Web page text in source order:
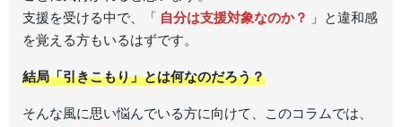
支援を受ける中で、「 自分は支援対象なのか？
」と違和感
を覚える方もいるはずです。
結局「引きこもり」とは何なのだろう？
そんな風に思い悩んでいる方に向けて、このコラムでは、